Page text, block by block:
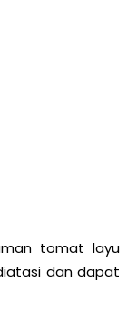
tomat layu
dan dapat